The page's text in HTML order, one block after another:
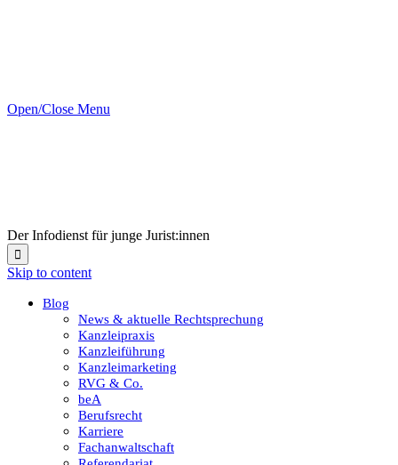
Open/Close Menu
Der Infodienst für junge Jurist:innen

Skip to content
Blog
News & aktuelle Rechtsprechung
Kanzleipraxis
Kanzleiführung
Kanzleimarketing
RVG & Co.
beA
Berufsrecht
Karriere
Fachanwaltschaft